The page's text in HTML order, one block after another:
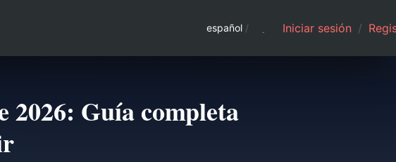
español / Iniciar sesión /
2026: Guía completa